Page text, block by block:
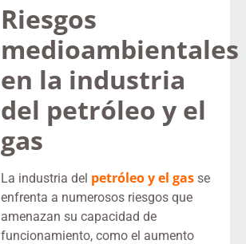
Riesgos
medioambientales
en la industria
del petróleo y el
gas
La industria del petróleo y el gas se
enfrenta a numerosos riesgos que
amenazan su capacidad de
funcionamiento, como el aumento